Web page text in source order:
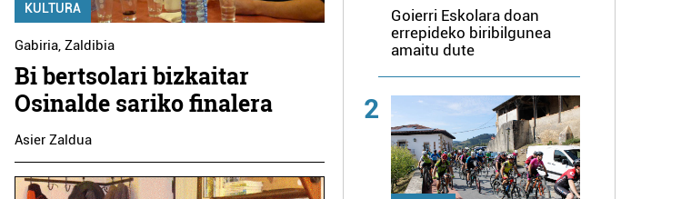
KULTURA
Gabiria,Zaldibia
Bi bertsolari bizkaitar
Osinalde sariko finalera
Asier Zaldua
Goierri Eskolara doan
errepideko biribilgunea
amaitu dute
2